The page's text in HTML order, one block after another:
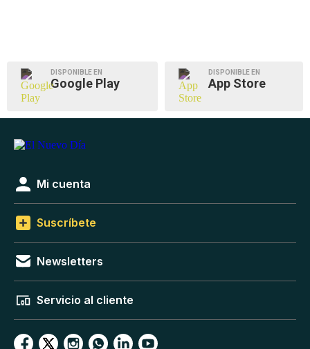
DISPONIBLE EN
Google Play
DISPONIBLE EN
App Store
Mi cuenta
Suscríbete
Newsletters
Servicio al cliente